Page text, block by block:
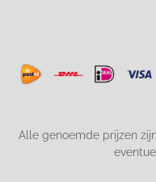
Alle genoemde prijzen